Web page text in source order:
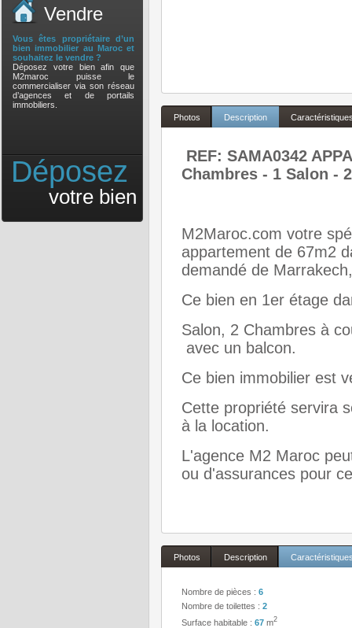
Vendre
Vous êtes propriétaire d’un
bien immobilier au Maroc et
souhaitez le vendre ?
Déposez votre bien afin que
M2maroc puisse le
commercialiser via son réseau
d’agences et de portails
immobiliers.
Déposez
votre bien
Photos Description
REF: SAMA0342
Chambres - 1 Salon -
M2Maroc.com votre
appartement de 67m2
demandé de
Ce bien en 1er étage
Salon, 2 Chambres à
avec un balcon.
Ce bien immobilier est
Cette propriété servira
à la location.
L'agence M2 Maroc
ou d'assurances pour
Photos Description
Nombre de pièces : 6
Nombre de toilettes : 2
Surface habitable : 67 m2